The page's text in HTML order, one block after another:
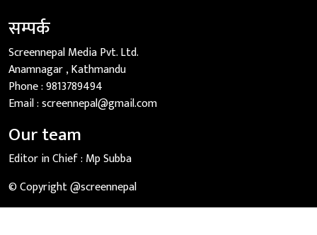
सम्पर्क
Screennepal Media Pvt. Ltd.
Anamnagar , Kathmandu
Phone :9813789494
Email :screennepal@gmail.com
Our team
Editor in Chief : Mp Subba
© Copyright @screennepal